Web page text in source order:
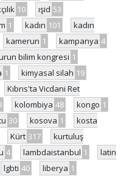
10 ışid 53
1 kadın 101
kadın
kamerun 1 kampanya 4
bilim kongresi 1
1 kimyasal silah 19
Kıbrıs'ta Vicdani Ret
kolombiya 48 kongo 1
30 kosova 1
kosta
Kürt 317
kurtuluş
4 lambdaistanbul 1
latin
lgbti 40 liberya 1